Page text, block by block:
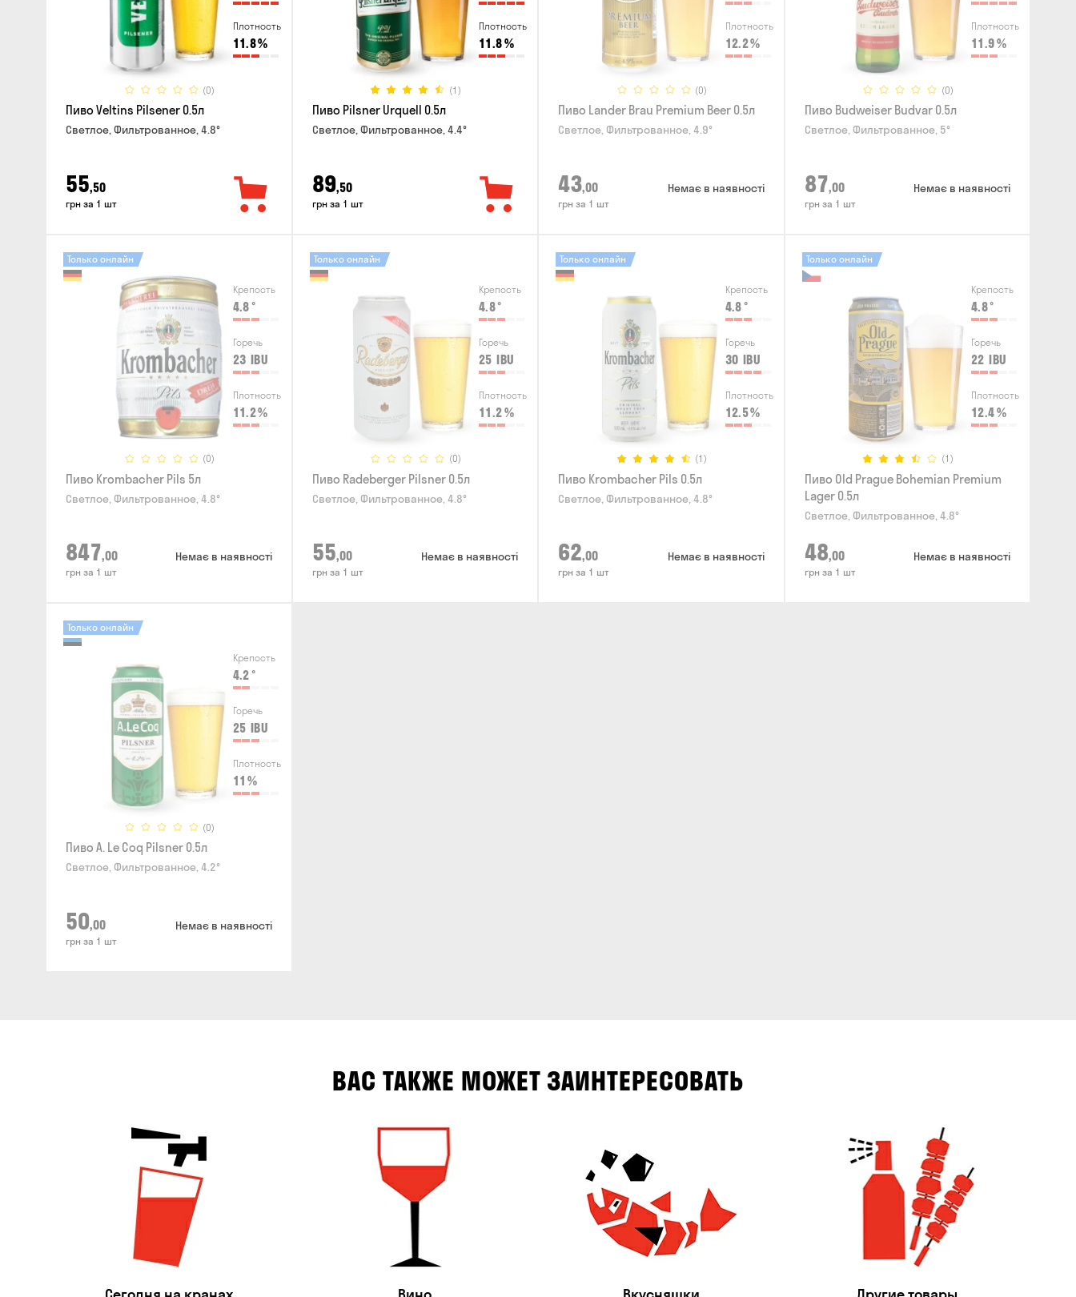
Плотность
11.8%
(0)
Пиво Veltins Pilsener 0.5л
Светлое, Фильтрованное, 4.8°
55,50
грн за 1 шт
Плотность
11.8%
(1)
Пиво Pilsner Urquell 0.5л
Светлое, Фильтрованное, 4.4°
89,50
грн за 1 шт
Плотность
12.2%
(0)
Пиво Lander Brau Premium Beer 0.5л
Светлое, Фильтрованное, 4.9°
43,00
грн за 1 шт
Немає в наявності
Плотность
11.9%
(0)
Пиво Budweiser Budvar 0.5л
Светлое, Фильтрованное, 5°
87,00
грн за 1 шт
Немає в наявності
Крепость
4.8 °
Горечь
23 IBU
Плотность
11.2%
(0)
Только онлайн
Пиво Krombacher Pils 5л
Светлое, Фильтрованное, 4.8°
847,00
грн за 1 шт
Немає в наявності
Крепость
4.8°
Горечь
25 IBU
Плотность
11.2%
(0)
Только онлайн
Пиво Radeberger Pilsner 0.5л
Светлое, Фильтрованное, 4.8°
55,00
грн за 1 шт
Немає в наявності
Крепость
4.8 °
Горечь
30 IBU
Плотность
12.5%
(1)
Только онлайн
Пиво Krombacher Pils 0.5л
Светлое, Фильтрованное, 4.8°
62,00
грн за 1 шт
Немає в наявності
Крепость
4.8°
Горечь
22 IBU
Плотность
12.4%
(1)
Только онлайн
Пиво Old Prague Bohemian Premium
Lager 0.5л
Светлое, Фильтрованное, 4.8°
48,00
грн за 1 шт
Немає в наявності
Крепость
4.2 °
Горечь
25 IBU
Плотность
11 %
(0)
Только онлайн
Пиво A. Le Coq Pilsner 0.5л
Светлое, Фильтрованное, 4.2°
50,00
грн за 1 шт
Немає в наявності
ВАС ТАКЖЕ МОЖЕТ ЗАИНТЕРЕСОВАТЬ